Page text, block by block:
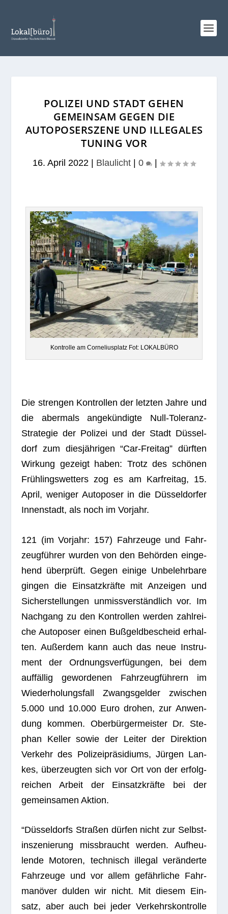
POLIZEI UND STADT GEHEN
GEMEINSAM GEGEN DIE
AUTOPOSERSZENE UND ILLEGALES
TUNING VOR
16. April 2022 Blaulicht 0
Kon­trolle am Cor­ne­li­us­platz Fot: LOKALBÜRO
Die stren­gen Kon­trol­len der letz­ten Jahre und
die aber­mals ange­kün­digte Null-Tole­ranz-
Stra­te­gie der Poli­zei und der Stadt Düs­sel­
dorf zum dies­jäh­ri­gen “Car-Frei­tag” dürf­ten
Wir­kung gezeigt haben: Trotz des schö­nen
Früh­lings­wet­ters zog es am Kar­frei­tag, 15.
April, weni­ger Auto­po­ser in die Düs­sel­dor­fer
Innen­stadt, als noch im Vorjahr.
121 (im Vor­jahr: 157) Fahr­zeuge und Fahr­
zeug­füh­rer wur­den von den Behör­den ein­ge­
hend über­prüft. Gegen einige Unbe­lehr­bare
gin­gen die Ein­satz­kräfte mit Anzei­gen und
Sicher­stel­lun­gen unmiss­ver­ständ­lich vor. Im
Nach­gang zu den Kon­trol­len wer­den zahl­rei­
che Auto­po­ser einen Buß­geld­be­scheid erhal­
ten. Außer­dem kann auch das neue Instru­
ment der Ord­nungs­ver­fü­gun­gen, bei dem
auf­fäl­lig gewor­de­nen Fahr­zeug­füh­rern im
Wie­der­ho­lungs­fall Zwangs­gel­der zwi­schen
5.000 und 10.000 Euro dro­hen, zur Anwen­
dung kom­men. Ober­bür­ger­meis­ter Dr. Ste­
phan Kel­ler sowie der Lei­ter der Direk­tion
Ver­kehr des Poli­zei­prä­si­di­ums, Jür­gen Lan­
kes, über­zeug­ten sich vor Ort von der erfolg­
rei­chen Arbeit der Ein­satz­kräfte bei der
gemein­sa­men Aktion.
“Düs­sel­dorfs Stra­ßen dür­fen nicht zur Selbst­
in­sze­nie­rung miss­braucht wer­den. Auf­heu­
lende Moto­ren, tech­nisch ille­gal ver­än­derte
Fahr­zeuge und vor allem gefähr­li­che Fahr­
ma­nö­ver dul­den wir nicht. Mit die­sem Ein­
satz, aber auch bei jeder Ver­kehrs­kon­trolle